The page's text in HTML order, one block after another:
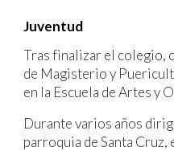
Juventud
Tras finalizar el colegio,
de Magisterio y
en la Escuela de Artes y
Durante varios años
parroquia de Santa Cruz,